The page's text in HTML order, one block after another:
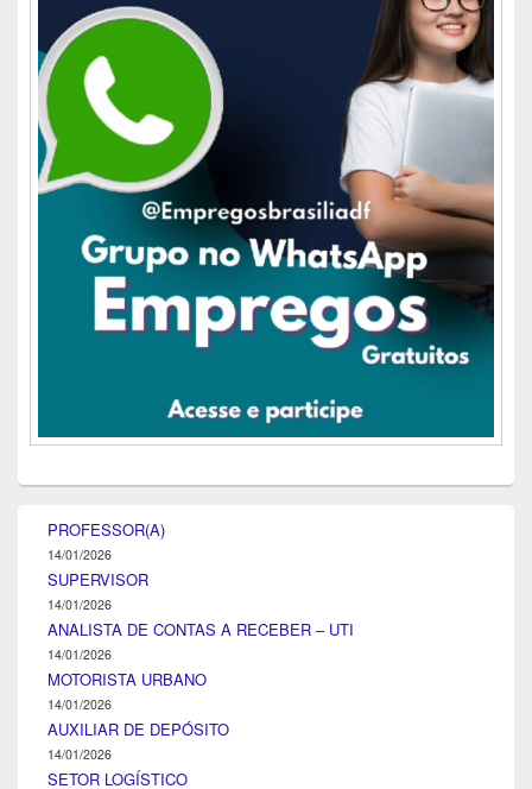
PROFESSOR(A)
14/01/2026
SUPERVISOR
14/01/2026
ANALISTA DE CONTAS A RECEBER – UTI
14/01/2026
MOTORISTA URBANO
14/01/2026
AUXILIAR DE DEPÓSITO
14/01/2026
SETOR LOGÍSTICO